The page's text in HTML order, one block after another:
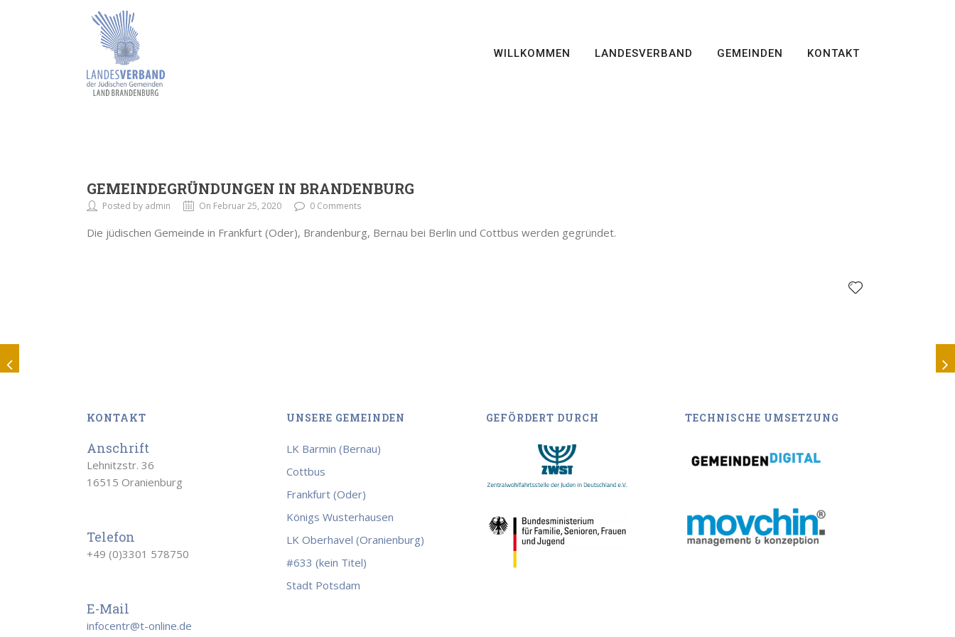
WILLKOMMEN LANDESVERBAND GEMEINDEN KONTAKT
GEMEINDEGRÜNDUNGEN IN BRANDENBURG
Posted by admin On Februar 25, 2020 0 Comments
Die jüdischen Gemeinde in Frankfurt (Oder), Brandenburg, Bernau bei Berlin und Cottbus werden gegründet.
KONTAKT
Anschrift
Lehnitzstr. 36
16515 Oranienburg
Telefon
+49 (0)3301 578750
E-Mail
infocentr@t-online.de
UNSERE GEMEINDEN
LK Barmin (Bernau)
Cottbus
Frankfurt (Oder)
Königs Wusterhausen
LK Oberhavel (Oranienburg)
#633 (kein Titel)
Stadt Potsdam
GEFÖRDERT DURCH TECHNISCHE UMSETZUNG